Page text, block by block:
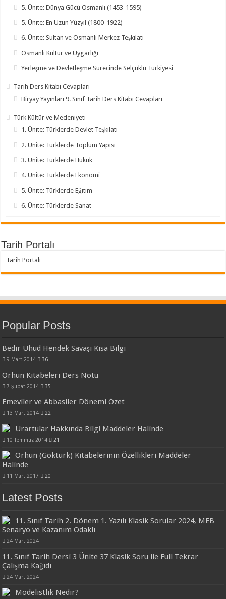
5. Ünite: Dünya Gücü Osmanlı (1453-1595)
5. Ünite: En Uzun Yüzyıl (1800-1922)
6. Ünite: Sultan ve Osmanlı Merkez Teşkilatı
Osmanlı Kültür ve Uygarlığı
Yerleşme ve Devletleşme Sürecinde Selçuklu Türkiyesi
Tarih Ders Kitabı Cevapları
Biryay Yayınları 9. Sınıf Tarih Ders Kitabı Cevapları
Türk Kültür ve Medeniyeti
1. Ünite: Türklerde Devlet Teşkilatı
2. Ünite: Türklerde Toplum Yapısı
3. Ünite: Türklerde Hukuk
4. Ünite: Türklerde Ekonomi
5. Ünite: Türklerde Eğitim
6. Ünite: Türklerde Sanat
Tarih Portalı
Tarih Portalı
Popular Posts
Bedir Uhud Hendek Savaşı Kısa Bilgi
9 Mart 2014 36
Orhun Kitabeleri Ders Notu
7 Şubat 2014 35
Emeviler ve Abbasiler Dönemi Özet
13 Mart 2014 22
Urartular Hakkında Bilgi Maddeler Halinde
10 Temmuz 2014 21
Orhun (Göktürk) Kitabelerinin Özellikleri Maddeler
Halinde
11 Mart 2017 20
Latest Posts
11. Sınıf Tarih 2. Dönem 1. Yazılı Klasik Sorular 2024, MEB
Senaryo ve Kazanım Odaklı
24 Mart 2024
11. Sınıf Tarih Dersi 3 Ünite 37 Klasik Soru ile Full Tekrar
Çalışma Kağıdı
24 Mart 2024
Modelistlik Nedir?